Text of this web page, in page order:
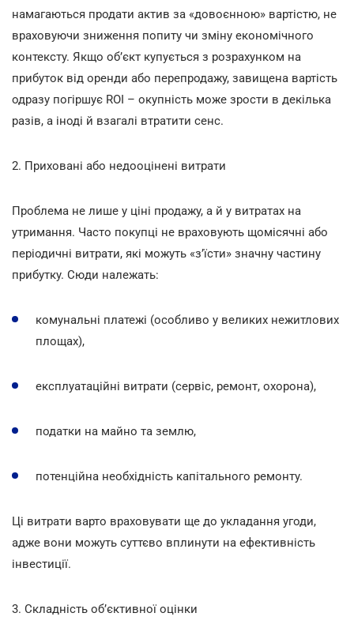
намагаються продати актив за «довоєнною» вартістю, не
враховуючи зниження попиту чи зміну економічного
контексту. Якщо об’єкт купується з розрахунком на
прибуток від оренди або перепродажу, завищена вартість
одразу погіршує ROI – окупність може зрости в декілька
разів, а іноді й взагалі втратити сенс.
2. Приховані або недооцінені витрати
Проблема не лише у ціні продажу, а й у витратах на
утримання. Часто покупці не враховують щомісячні або
періодичні витрати, які можуть «з’їсти» значну частину
прибутку. Сюди належать:
комунальні платежі (особливо у великих нежитлових
площах),
експлуатаційні витрати (сервіс, ремонт, охорона),
податки на майно та землю,
потенційна необхідність капітального ремонту.
Ці витрати варто враховувати ще до укладання угоди,
адже вони можуть суттєво вплинути на ефективність
інвестиції.
3. Складність об’єктивної оцінки